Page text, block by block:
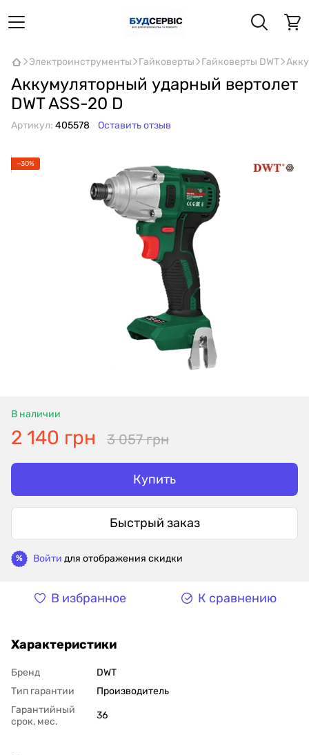
Электроинструменты Гайковерты Гайковерты DWT
Аккумуляторный ударный вертолет
DWT ASS-20 D
Артикул: 405578 Оставить отзыв
−30%
В наличии
2 140 грн 3 057 грн
Купить
Быстрый заказ
% Войти для отображения скидки
В избранное К сравнению
Характеристики
Бренд
DWT
Тип гарантии
Производитель
Гарантийный
срок, мес.
36